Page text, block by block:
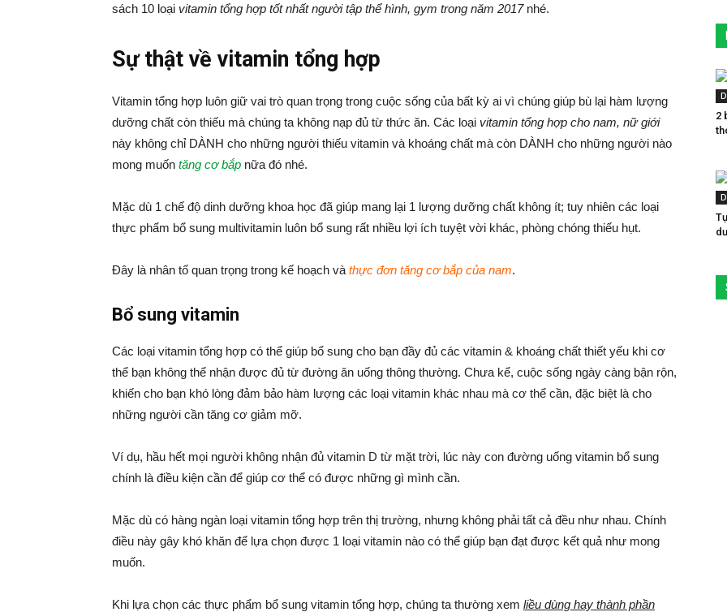
sách 10 loại vitamin tổng hợp tốt nhất người tập thể hình, gym trong năm 2017nhé.
Sự thật về vitamin tổng hợp
Vitamin tổng hợp luôn giữ vai trò quan trọng trong cuộc sống của bất kỳ ai vì chúng giúp bù lại hàm lượng
dưỡng chất còn thiếu mà chúng ta không nạp đủ từ thức ăn. Các loại vitamin tổng hợp cho nam, nữ giới
này không chỉ DÀNH cho những người thiếu vitamin và khoáng chất mà còn DÀNH cho những người nào
mong muốn tăng cơ bắp nữa đó nhé.
Mặc dù 1 chế độ dinh dưỡng khoa học đã giúp mang lại 1 lượng dưỡng chất không ít; tuy nhiên các loại
thực phẩm bổ sung multivitamin luôn bổ sung rất nhiều lợi ích tuyệt vời khác, phòng chóng thiếu hụt.
Đây là nhân tố quan trọng trong kế hoạch và thực đơn tăng cơ bắp của nam.
Bổ sung vitamin
Các loại vitamin tổng hợp có thể giúp bổ sung cho bạn đầy đủ các vitamin & khoáng chất thiết yếu khi cơ
thể bạn không thể nhận được đủ từ đường ăn uống thông thường. Chưa kể, cuộc sống ngày càng bận rộn,
khiến cho bạn khó lòng đảm bảo hàm lượng các loại vitamin khác nhau mà cơ thể cần, đặc biệt là cho
những người cần tăng cơ giảm mỡ.
Ví dụ, hầu hết mọi người không nhận đủ vitamin D từ mặt trời, lúc này con đường uống vitamin bổ sung
chính là điều kiện cần để giúp cơ thể có được những gì mình cần.
Mặc dù có hàng ngàn loại vitamin tổng hợp trên thị trường, nhưng không phải tất cả đều như nhau. Chính
điều này gây khó khăn để lựa chọn được 1 loại vitamin nào có thể giúp bạn đạt được kết quả như mong
muốn.
Khi lựa chọn các thực phẩm bổ sung vitamin tổng hợp, chúng ta thường xem liều dùng hay thành phần
2